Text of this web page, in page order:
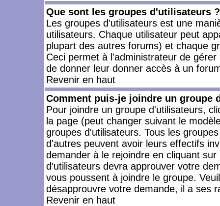
Que sont les groupes d'utilisateurs ?
Les groupes d'utilisateurs est une
utilisateurs. Chaque utilisateur peut
plupart des autres forums) et chaque
Ceci permet à l'administrateur de
de donner leur donner accès à un
Revenir en haut
Comment puis-je joindre un groupe
Pour joindre un groupe d'utilisateurs,
la page (peut changer suivant le
groupes d'utilisateurs. Tous les
d'autres peuvent avoir leurs effectifs
demander à le rejoindre en cliquant
d'utilisateurs devra approuver votre
vous poussent à joindre le groupe.
désapprouvre votre demande, il a ses
Revenir en haut